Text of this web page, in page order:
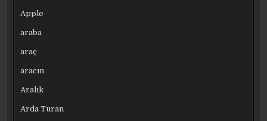
Apple
araba
araç
aracın
Aralık
Arda Turan